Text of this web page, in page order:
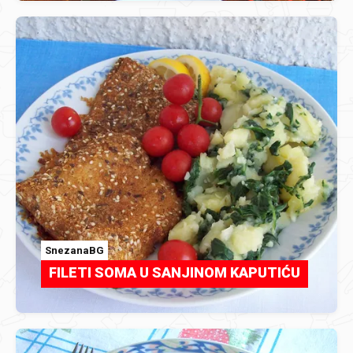
SnezanaBG
FILETI SOMA U SANJINOM KAPUTIĆU